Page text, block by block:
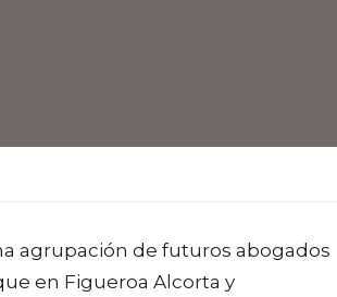
agrupación de futuros abogados
en Figueroa Alcorta y